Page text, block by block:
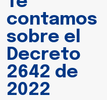
contamos
sobre el
Decreto
2642 de
2022